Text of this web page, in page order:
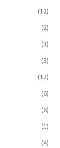
(12)
(2)
(3)
(3)
(12)
(6)
(6)
(1)
(4)